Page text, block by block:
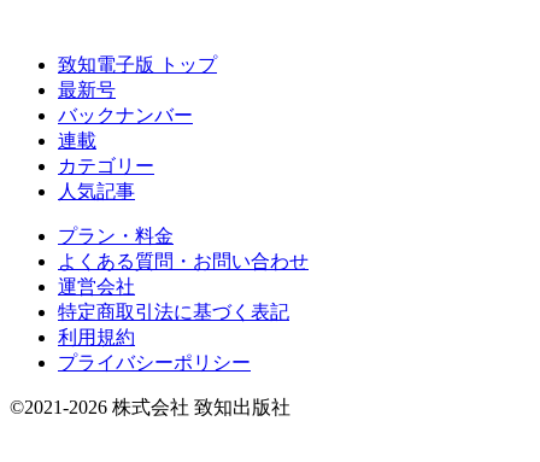
致知電子版 トップ
最新号
バックナンバー
連載
カテゴリー
人気記事
プラン・料金
よくある質問・お問い合わせ
運営会社
特定商取引法に基づく表記
利用規約
プライバシーポリシー
©2021-2026 株式会社 致知出版社